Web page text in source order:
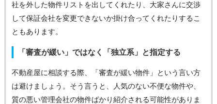
社を外した物件リストを出してくれたり、大家さんに交渉
して保証会社を変更できないか掛け合ってくれたりするこ
ともあります。
「審査が緩い」ではなく「独立系」と指定する
不動産屋に相談する際、「審査が緩い物件」という言い方
は避けましょう。そう言うと、人気のない不便な物件や、
質の悪い管理会社の物件ばかり紹介される可能性がありま